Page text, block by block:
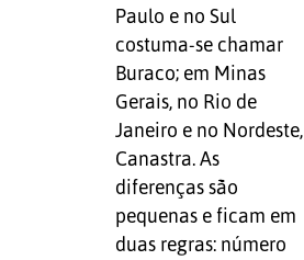
Paulo e no Sul
costuma-se chamar
Buraco; em Minas
Gerais, no Rio de
Janeiro e no Nordeste,
Canastra. As
diferenças são
pequenas e ficam em
duas regras: número